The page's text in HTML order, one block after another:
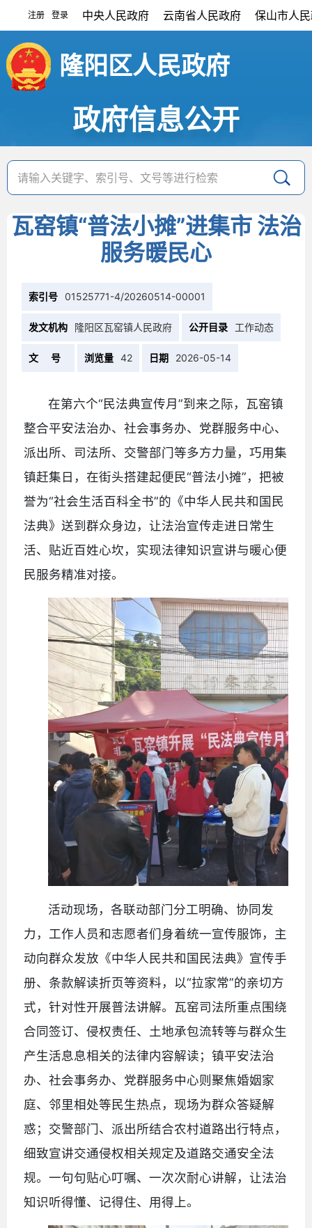
注册 登录 中央人民政府 云南省人民政府 保山市人
隆阳区人民政府
政府信息公开
瓦窑镇“普法小摊”进集市 法治
服务暖民心
索引号 01525771-4/20260514-00001
发文机构 隆阳区瓦窑镇人民政府 公开目录 工作动态
文 号 浏览量 42 日期 2026-05-14
在第六个“民法典宣传月”到来之际，瓦窑镇
整合平安法治办、社会事务办、党群服务中心、
派出所、司法所、交警部门等多方力量，巧用集
镇赶集日，在街头搭建起便民“普法小摊”，把被
誉为“社会生活百科全书”的《中华人民共和国民
法典》送到群众身边，让法治宣传走进日常生
活、贴近百姓心坎，实现法律知识宣讲与暖心便
民服务精准对接。
活动现场，各联动部门分工明确、协同发
力，工作人员和志愿者们身着统一宣传服饰，主
动向群众发放《中华人民共和国民法典》宣传手
册、条款解读折页等资料，以“拉家常”的亲切方
式，针对性开展普法讲解。瓦窑司法所重点围绕
合同签订、侵权责任、土地承包流转等与群众生
产生活息息相关的法律内容解读；镇平安法治
办、社会事务办、党群服务中心则聚焦婚姻家
庭、邻里相处等民生热点，现场为群众答疑解
惑；交警部门、派出所结合农村道路出行特点，
细致宣讲交通侵权相关规定及道路交通安全法
规。一句句贴心叮嘱、一次次耐心讲解，让法治
知识听得懂、记得住、用得上。